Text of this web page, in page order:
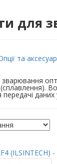
для
та
даних